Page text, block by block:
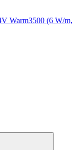
Warm3500 (6 W/m,